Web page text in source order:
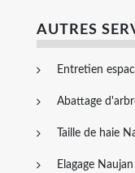
AUTRES
Entretien
Abattage
Taille de haie
Elagage